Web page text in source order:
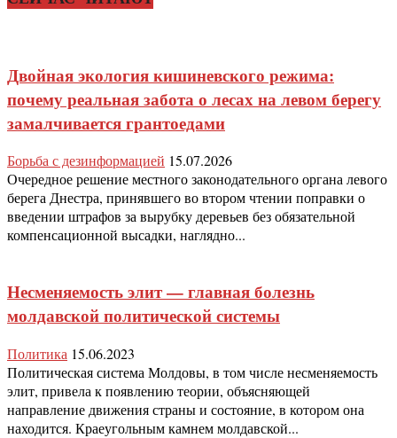
Двойная экология кишиневского режима:
почему реальная забота о лесах на левом берегу
замалчивается грантоедами
Борьба с дезинформацией 15.07.2026
Очередное решение местного законодательного органа левого
берега Днестра, принявшего во втором чтении поправки о
введении штрафов за вырубку деревьев без обязательной
компенсационной высадки, наглядно...
Несменяемость элит — главная болезнь
молдавской политической системы
Политика 15.06.2023
Политическая система Молдовы, в том числе несменяемость
элит, привела к появлению теории, объясняющей
направление движения страны и состояние, в котором она
находится. Краеугольным камнем молдавской...